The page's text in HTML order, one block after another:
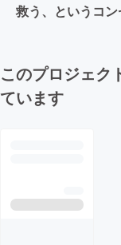
救う、というコ
このプロジェク
ています